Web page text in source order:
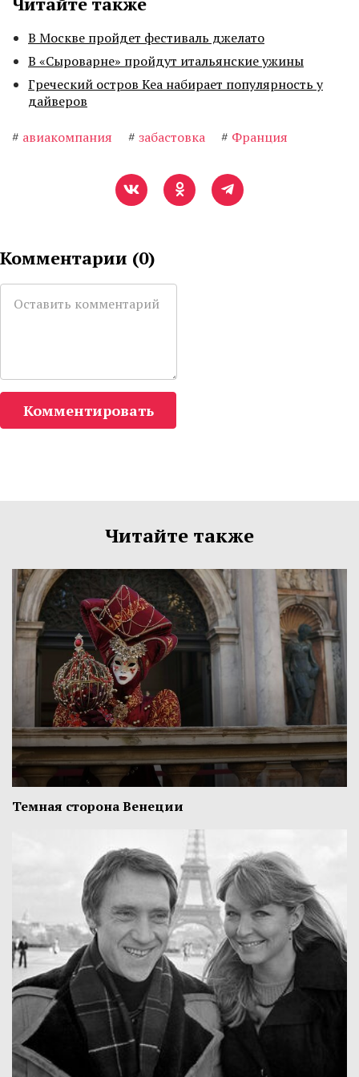
В Москве пройдет фестиваль джелато
В «Сыроварне» пройдут итальянские ужины
Греческий остров Кеа набирает популярность у
дайверов
# авиакомпания # забастовка # Франция
Комментарии (0)
Комментировать
Читайте также
Темная сторона Венеции